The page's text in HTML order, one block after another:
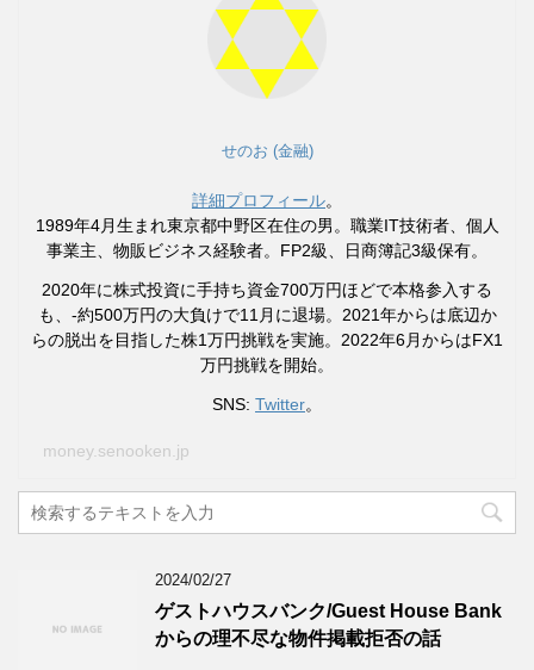
せのお (金融)
詳細プロフィール。
1989年4月生まれ東京都中野区在住の男。職業IT技術者、個人
事業主、物販ビジネス経験者。FP2級、日商簿記3級保有。
2020年に株式投資に手持ち資金700万円ほどで本格参入する
も、-約500万円の大負けで11月に退場。2021年からは底辺か
らの脱出を目指した株1万円挑戦を実施。2022年6月からはFX1
万円挑戦を開始。
SNS: Twitter。
money.senooken.jp
2024/02/27
ゲストハウスバンク/Guest House Bank
からの理不尽な物件掲載拒否の話